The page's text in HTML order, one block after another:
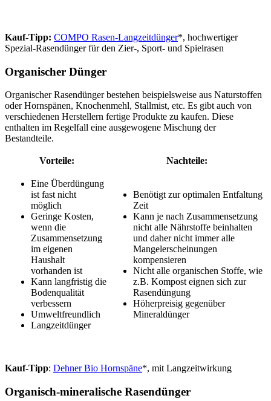
Kauf-Tipp: COMPO Rasen-Langzeitdünger*, hochwertiger
Spezial-Rasendünger für den Zier-, Sport- und Spielrasen
Organischer Dünger
Organischer Rasendünger bestehen beispielsweise aus Naturstoffen
oder Hornspänen, Knochenmehl, Stallmist, etc. Es gibt auch von
verschiedenen Herstellern fertige Produkte zu kaufen. Diese
enthalten im Regelfall eine ausgewogene Mischung der
Bestandteile.
Vorteile: Nachteile:
Eine Überdüngung
ist fast nicht
möglich
Geringe Kosten,
wenn die
Zusammensetzung
im eigenen
Haushalt
vorhanden ist
Kann langfristig die
Bodenqualität
verbessern
Umweltfreundlich
Langzeitdünger
Benötigt zur optimalen Entfaltung
Zeit
Kann je nach Zusammensetzung
nicht alle Nährstoffe beinhalten
und daher nicht immer alle
Mangelerscheinungen
kompensieren
Nicht alle organischen Stoffe, wie
z.B. Kompost eignen sich zur
Rasendüngung
Höherpreisig gegenüber
Mineraldünger
Kauf-Tipp: Dehner Bio Hornspäne*, mit Langzeitwirkung
Organisch-mineralische Rasendünger